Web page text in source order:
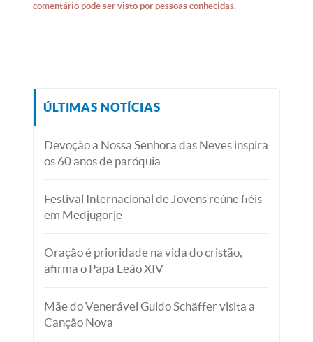
comentário pode ser visto por pessoas conhecidas.
ÚLTIMAS NOTÍCIAS
Devoção a Nossa Senhora das Neves inspira
os 60 anos de paróquia
Festival Internacional de Jovens reúne fiéis
em Medjugorje
Oração é prioridade na vida do cristão,
afirma o Papa Leão XIV
Mãe do Venerável Guido Schäffer visita a
Canção Nova